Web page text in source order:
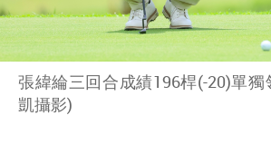
張緯綸三回合成績196桿(-20)單獨
凱攝影)